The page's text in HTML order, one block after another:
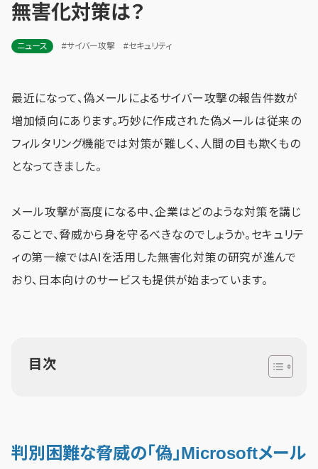
無害化対策は？
ニュース #サイバー攻撃 #セキュリティ
最近になって、偽メールによるサイバー攻撃の報告件数が
増加傾向にあります。巧妙に作成された偽メールは従来の
フィルタリング機能では対策が難しく、人間の目も欺くもの
となってきました。
メール攻撃が高度になる中、企業はどのような対策を講じ
ることで、脅威から身を守るべきなのでしょうか。セキュリテ
ィの第一線ではAIを活用した無害化対策の研究が進んで
おり、日本向けのサービスも提供が始まっています。
目次
判別困難な脅威の「偽」Microsoftメール